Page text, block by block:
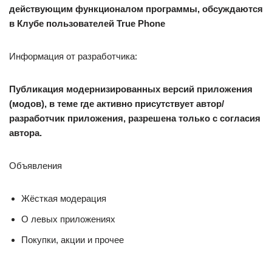
действующим функционалом программы, обсуждаются
в Клубе пользователей True Phone
Информация от разработчика:
Публикация модернизированных версий приложения
(модов), в теме где активно присутствует автор/
разработчик приложения, разрешена только с согласия
автора.
Объявления
Жёсткая модерация
О левых приложениях
Покупки, акции и прочее